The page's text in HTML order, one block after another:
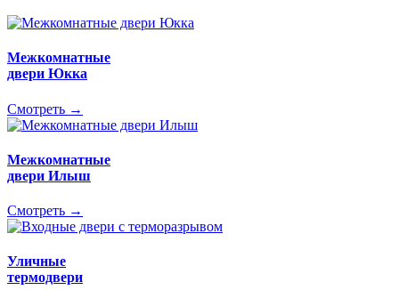
Межкомнатные
двери Юкка
Смотреть →
Межкомнатные
двери Илыш
Смотреть →
Уличные
термодвери